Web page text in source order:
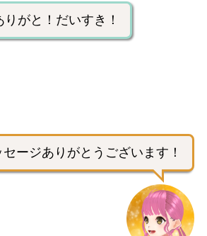
がと！だいすき！
セージありがとうございます！